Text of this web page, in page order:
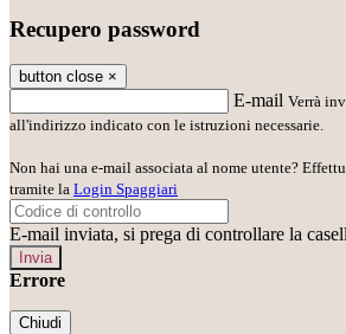
Recupero password
button close ×
E-mail Verrà
all'indirizzo indicato con le istruzioni necessarie.
Non hai una e-mail associata al nome utente?
tramite la Login Spaggiari
E-mail inviata, si prega di controllare la
Errore
Chiudi